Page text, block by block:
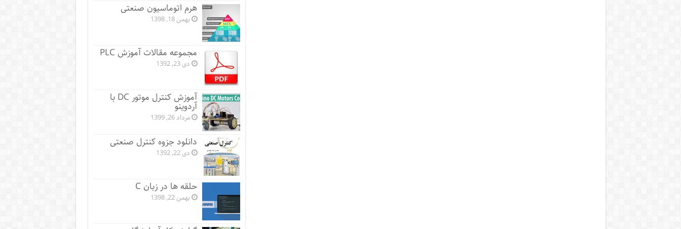
هرم اتوماسیون صنعتی
بهمن 18, 1398
مجموعه مقالات آموزش PLC
دی 23, 1392
آموزش کنترل موتور DC با
آردوینو
مرداد 26, 1399
دانلود جزوه کنترل صنعتی
دی 22, 1392
حلقه ها در زبان C
بهمن 22, 1398